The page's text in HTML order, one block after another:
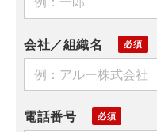
会社／組織名
電話番号